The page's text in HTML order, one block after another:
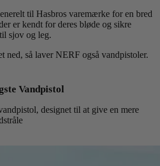
til Hasbros varemærke for en bred
er kendt for deres bløde og sikre
sjov og leg.
ned, så laver NERF også vandpistoler.
Vandpistol
designet til at give en mere